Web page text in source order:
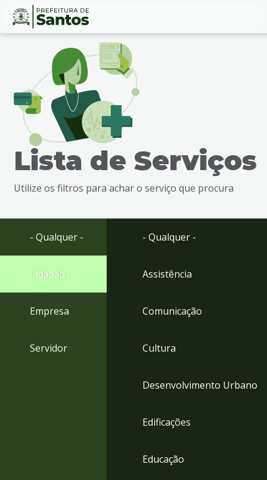
Ir
busca
Ir
rodapé
Conteúdo
Lista de Serviços
Utilize os filtros para achar o serviço que procura
- Qualquer -
Cidadão
Empresa
Servidor
- Qualquer -
Assistência
Comunicação
Cultura
Desenvolvimento Urbano
Edificações
Educação